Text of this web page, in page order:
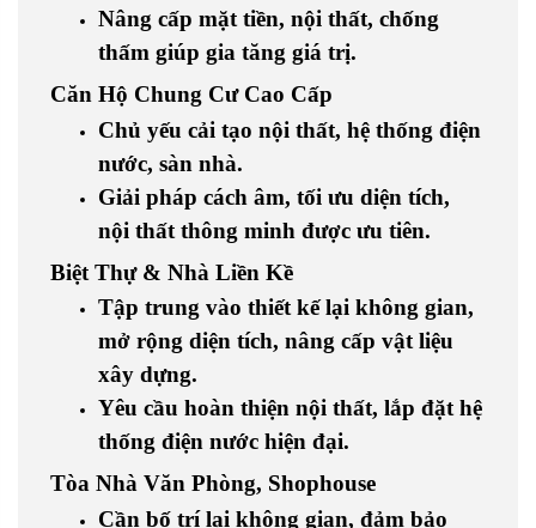
Nâng cấp mặt tiền, nội thất, chống
thấm giúp gia tăng giá trị.
Căn Hộ Chung Cư Cao Cấp
Chủ yếu cải tạo nội thất, hệ thống điện
nước, sàn nhà.
Giải pháp cách âm, tối ưu diện tích,
nội thất thông minh được ưu tiên.
Biệt Thự & Nhà Liền Kề
Tập trung vào thiết kế lại không gian,
mở rộng diện tích, nâng cấp vật liệu
xây dựng.
Yêu cầu hoàn thiện nội thất, lắp đặt hệ
thống điện nước hiện đại.
Tòa Nhà Văn Phòng, Shophouse
Cần bố trí lại không gian, đảm bảo